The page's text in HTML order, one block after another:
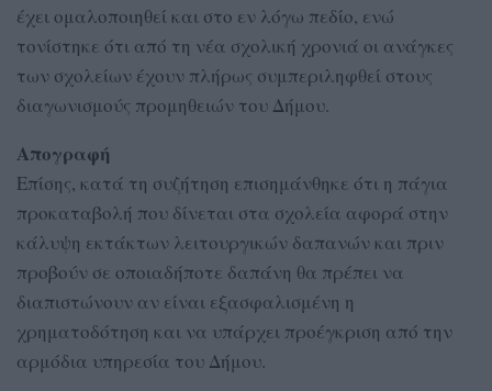
έχει ομαλοποιηθεί και στο εν λόγω πεδίο, ενώ
τονίστηκε ότι από τη νέα σχολική χρονιά οι ανάγκες
των σχολείων έχουν πλήρως συμπεριληφθεί στους
διαγωνισμούς προμηθειών του Δήμου.
Απογραφή
Επίσης, κατά τη συζήτηση επισημάνθηκε ότι η πάγια
προκαταβολή που δίνεται στα σχολεία αφορά στην
κάλυψη εκτάκτων λειτουργικών δαπανών και πριν
προβούν σε οποιαδήποτε δαπάνη θα πρέπει να
διαπιστώνουν αν είναι εξασφαλισμένη η
χρηματοδότηση και να υπάρχει προέγκριση από την
αρμόδια υπηρεσία του Δήμου.